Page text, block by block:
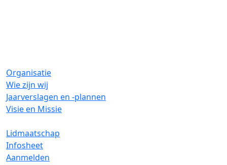
Organisatie
Wie zijn wij
Jaarverslagen en -plannen
Visie en Missie
Lidmaatschap
Infosheet
Aanmelden